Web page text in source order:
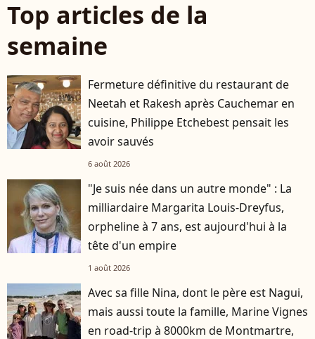
Top articles de la
semaine
Fermeture définitive du restaurant de
Neetah et Rakesh après Cauchemar en
cuisine, Philippe Etchebest pensait les
avoir sauvés
6 août 2026
"Je suis née dans un autre monde" : La
milliardaire Margarita Louis-Dreyfus,
orpheline à 7 ans, est aujourd'hui à la
tête d'un empire
1 août 2026
Avec sa fille Nina, dont le père est Nagui,
mais aussi toute la famille, Marine Vignes
en road-trip à 8000km de Montmartre,